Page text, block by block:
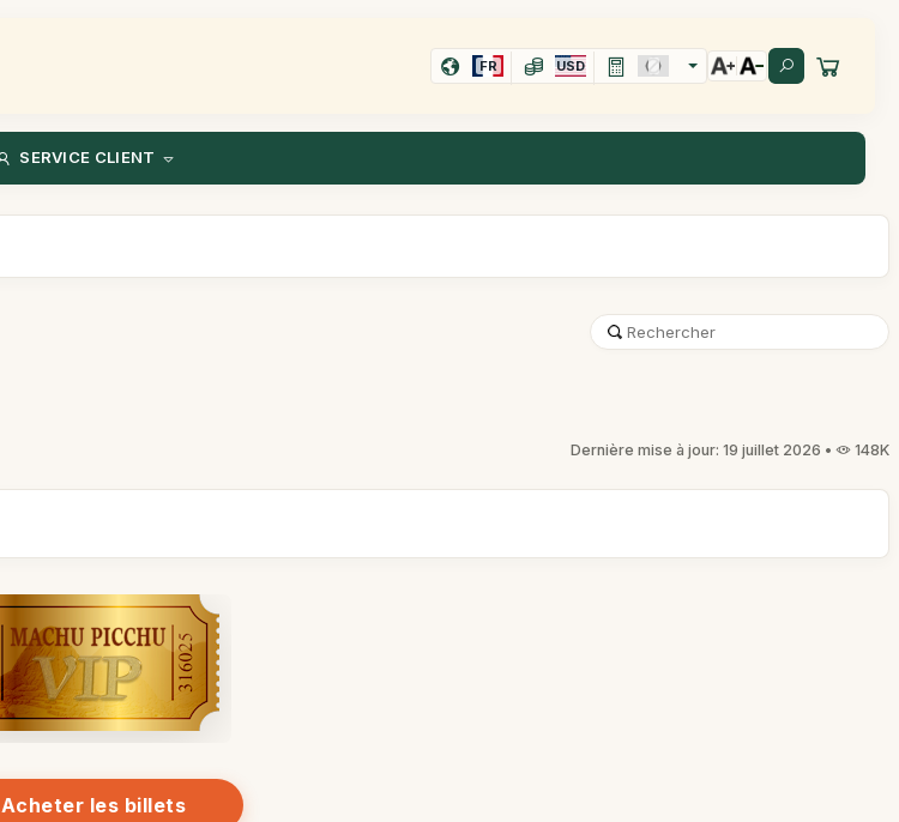
FR USD
SERVICE CLIENT
Dernière mise à jour: 19 juillet 2026 • 148K
Acheter les billets